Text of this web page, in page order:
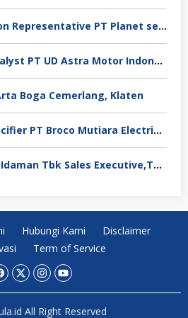
Sales Promotion Representative PT Planet selancar Mandiri, Pontianak
Parts Sales Analyst PT UD Astra Motor Indonesia, Jakarta Utara
Boga Cemerlang, Klaten
Marketing Specifier PT Broco Mutiara Electrical Industry, Tangerang
PT Panca Budi Idaman Tbk Sales Executive,Tangerang
Hubungi Kami
Disclaimer
Term of Service
All Right Reserved